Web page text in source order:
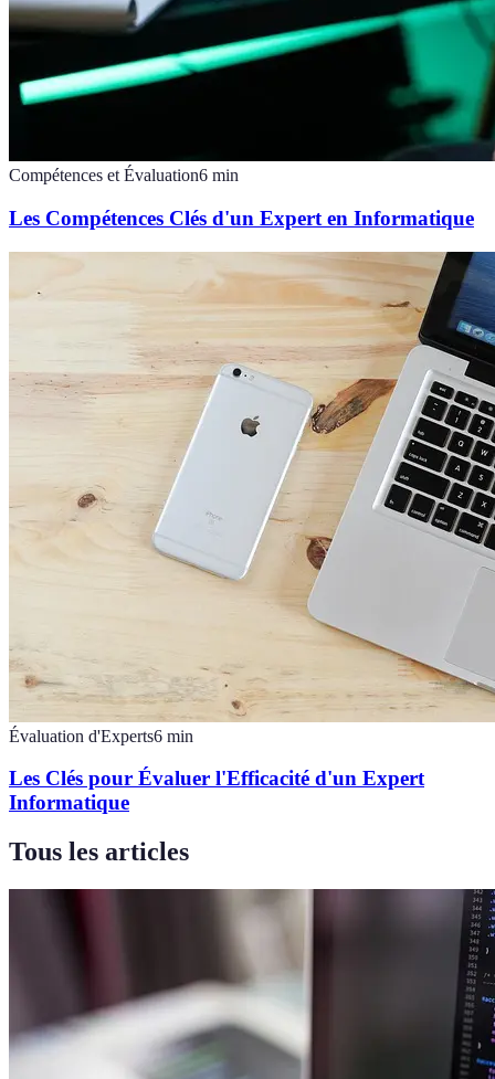
Compétences et Évaluation6 min
Les Compétences Clés d'un Expert en Informatique
Évaluation d'Experts6 min
Les Clés pour Évaluer l'Efficacité d'un Expert
Informatique
Tous les articles